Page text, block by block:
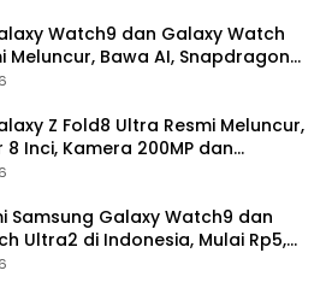
Watch9 dan Galaxy Watch
Meluncur, Bawa AI, Snapdragon
Fitur Kesehatan Baru
Z Fold8 Ultra Resmi Meluncur,
8 Inci, Kamera 200MP dan
Elite Gen 5
Samsung Galaxy Watch9 dan
Ultra2 di Indonesia, Mulai Rp5,9